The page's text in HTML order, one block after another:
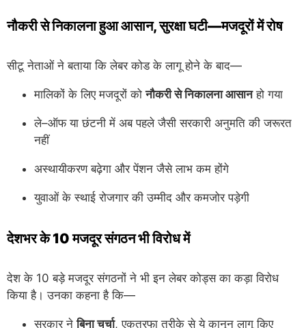
नौकरी से निकालना हुआ आसान, सुरक्षा घटी—मजदूरों में रोष
सीटू नेताओं ने बताया कि लेबर कोड के लागू होने के बाद—
मालिकों के लिए मजदूरों कोनौकरी से निकालना आसानहो गया
ले–ऑफ या छंटनी में अब पहले जैसी सरकारी अनुमति की जरूरत
नहीं
अस्थायीकरण बढ़ेगा और पेंशन जैसे लाभ कम होंगे
युवाओं के स्थाई रोजगार की उम्मीद और कमजोर पड़ेगी
देशभर के 10 मजदूर संगठन भी विरोध में
देश के 10 बड़े मजदूर संगठनों ने भी इन लेबर कोड्स का कड़ा विरोध
किया है। उनका कहना है कि—
सरकार नेबिना चर्चा, एकतरफा तरीके से ये कानून लागू किए